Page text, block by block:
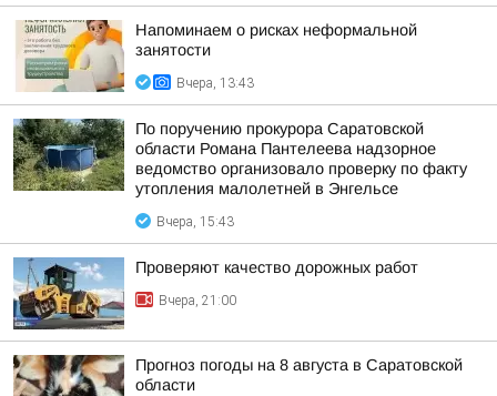
Напоминаем о рисках неформальной
занятости
Вчера, 13:43
По поручению прокурора Саратовской
области Романа Пантелеева надзорное
ведомство организовало проверку по факту
утопления малолетней в Энгельсе
Вчера, 15:43
Проверяют качество дорожных работ
Вчера, 21:00
Прогноз погоды на 8 августа в Саратовской
области